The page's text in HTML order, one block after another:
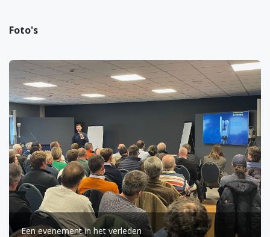
Foto's
Een evenement in het verleden